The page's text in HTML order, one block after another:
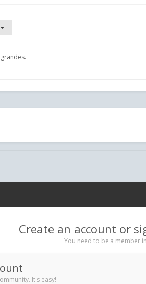
Create an account or
You need to be a member
It's easy!